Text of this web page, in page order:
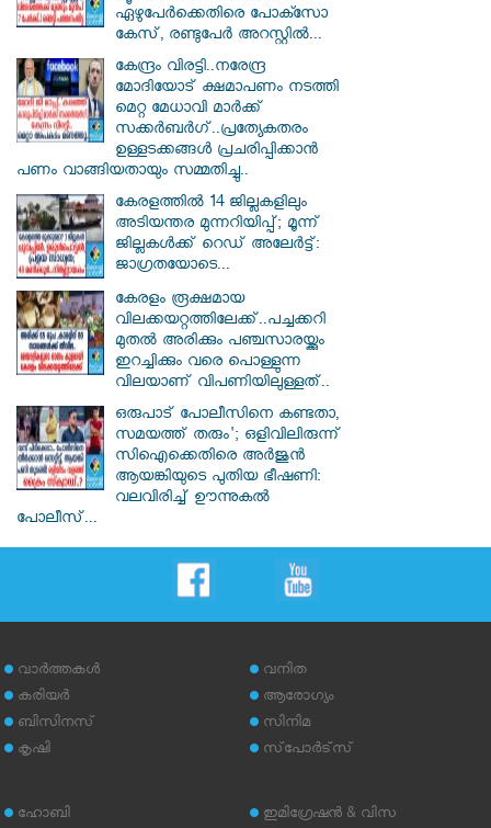
ഏഴുപേർക്കെതിരെ പോക്സോ
കേസ്, രണ്ടുപേർ അറസ്റ്റിൽ...
കേന്ദ്രം വിരട്ടി..നരേന്ദ്ര
മോദിയോട് ക്ഷമാപണം നടത്തി
മെറ്റ മേധാവി മാർക്ക്
സക്കർബർ​ഗ്..പ്രത്യേകതരം
ഉള്ളടക്കങ്ങൾ പ്രചരിപ്പിക്കാൻ
പണം വാങ്ങിയതായും സമ്മതിച്ചു..
കേരളത്തിൽ 14 ജില്ലകളിലും
അടിയന്തര മുന്നറിയിപ്പ്; മൂന്ന്
ജില്ലകൾക്ക് റെഡ് അലേർട്ട്:
ജാഗ്രതയോടെ...
കേരളം രൂക്ഷമായ
വിലക്കയറ്റത്തിലേക്ക്..പച്ചക്കറി
മുതൽ അരിക്കും പഞ്ചസാരയ്ക്കും
ഇറച്ചിക്കും വരെ പൊള്ളുന്ന
വിലയാണ് വിപണിയിലുള്ളത്..
ഒരുപാട് പോലീസിനെ കണ്ടതാ,
സമയത്ത് തരും'; ഒളിവിലിരുന്ന്
സിഐക്കെതിരെ അർജുൻ
ആയങ്കിയുടെ പുതിയ ഭീഷണി:
വലവിരിച്ച് ഊന്നുകൽ
പോലീസ്...
വാര്‍ത്തകള്‍
കരിയര്‍
ബിസിനസ്
കൃഷി
വനിത
ആരോഗ്യം
സിനിമ
സ്‌പോര്‍ട്‌സ്
ഹോബി
ഇമിഗ്രേഷന്‍ & വിസ